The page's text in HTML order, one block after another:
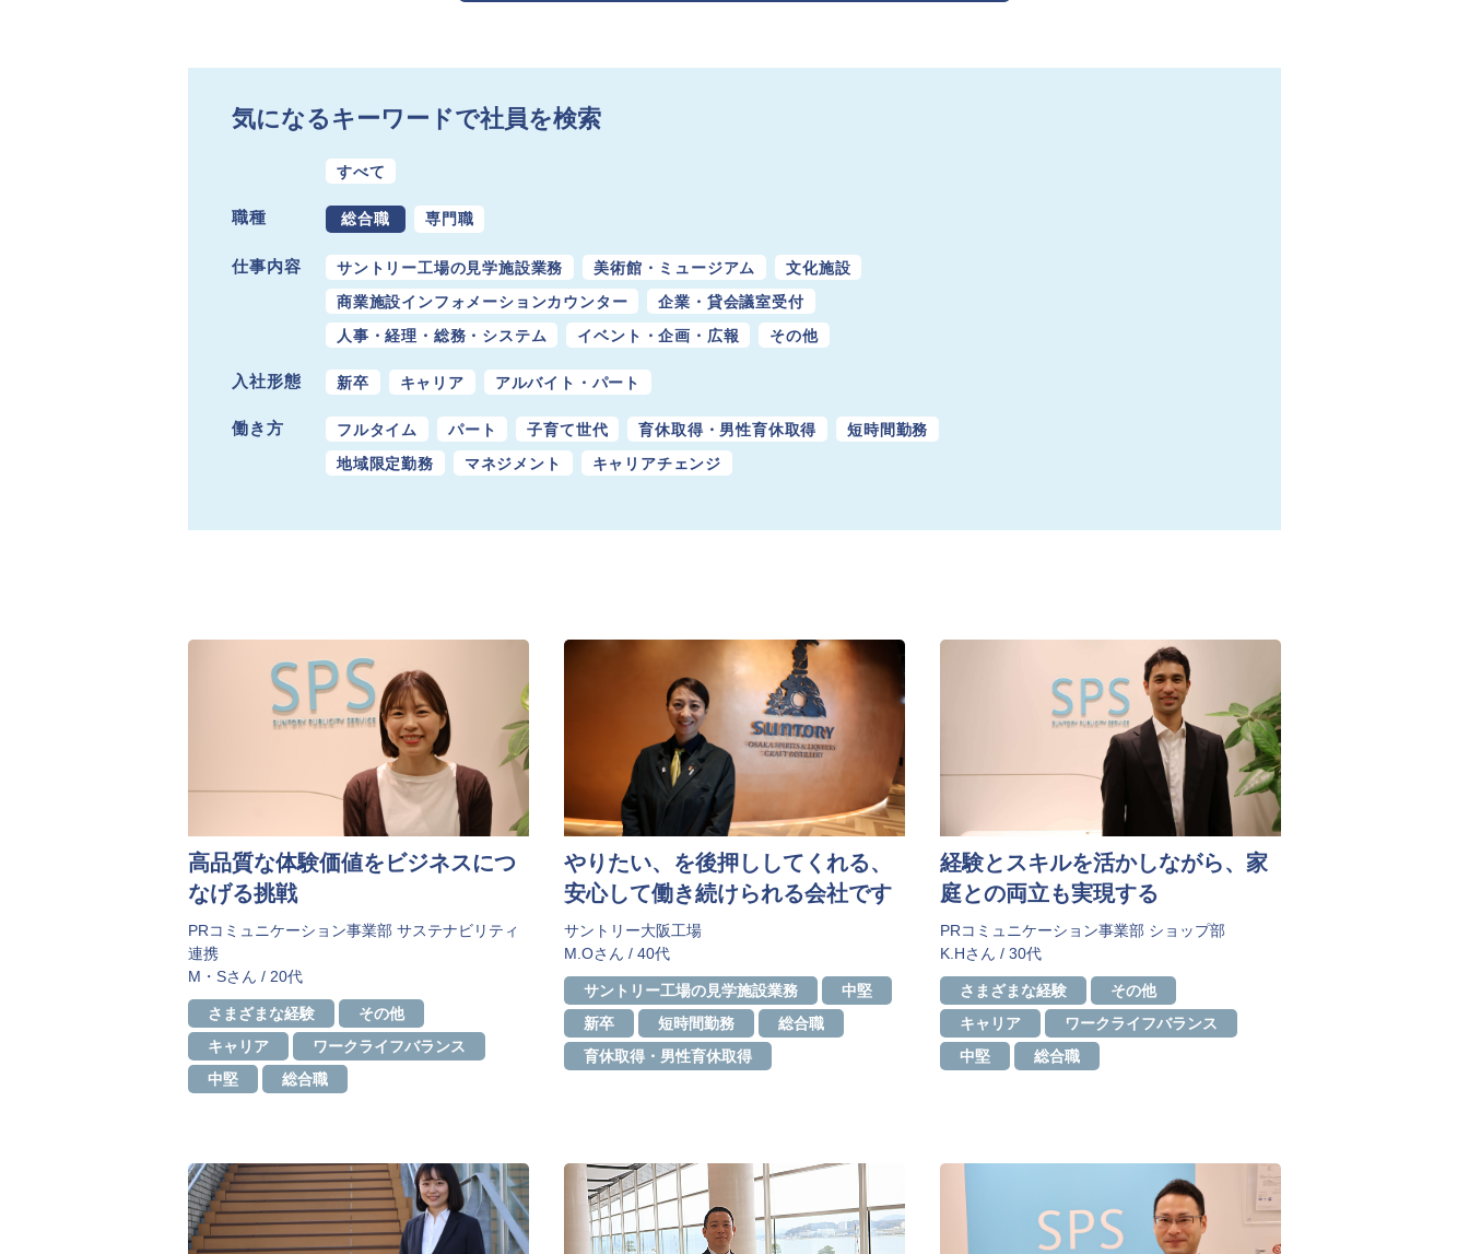
気になるキーワードで社員を検索
すべて
職種 総合職 専門職
仕事内容 サントリー工場の見学施設業務 美術館・ミュージアム
​​文化施設
商業施設インフォメーションカウンター
企業・貸会議室受付
人事・経理・総務・システム
イベント・企画・広報 その他
入社形態 新卒 キャリア アルバイト・パート
働き方 フルタイム パート 子育て世代 育休取得・男性育休取得
短時間勤務
地域限定勤務
マネジメント キャリアチェンジ
高品質な体験価値をビジネスにつ
なげる挑戦
PRコミュニケーション事業部 サステナビリティ
連携
M・Sさん / 20代
さまざまな経験
その他
キャリア
ワークライフバランス
中堅
総合職
やりたい、を後押ししてくれる、
安心して働き続けられる会社です
サントリー大阪工場
M.Oさん / 40代
サントリー工場の見学施設業務
中堅
新卒
短時間勤務
総合職
育休取得・男性育休取得
経験とスキルを活かしながら、家
庭との両立も実現する
PRコミュニケーション事業部 ショップ部
K.Hさん / 30代
さまざまな経験
その他
キャリア
ワークライフバランス
中堅
総合職